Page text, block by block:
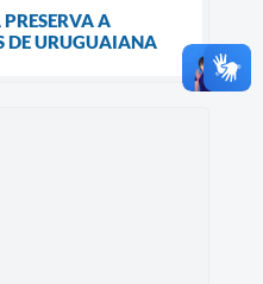
A
DE URUGUAIANA